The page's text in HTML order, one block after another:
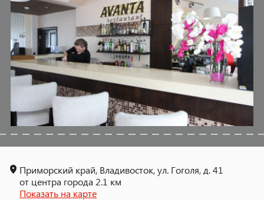
Приморский край, Владивосток, ул. Гоголя, д. 41
от центра города 2.1 км
Показать на карте